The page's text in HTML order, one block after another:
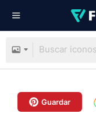
Guardar